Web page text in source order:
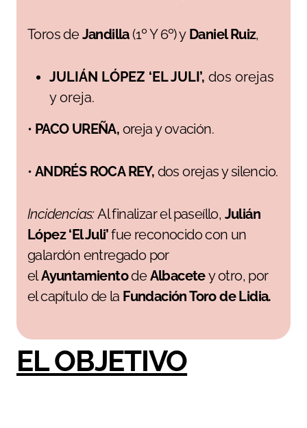
Toros deJandilla(1º Y 6º) y Daniel Ruiz,
JULIÁN LÓPEZ ‘EL JULI’, dos orejas
y oreja.
• PACO UREÑA, oreja y ovación.
• ANDRÉS ROCA REY, dos orejas y silencio.
Incidencias:Al finalizar el paseíllo, Julián
López ‘El Juli’fue reconocido con un
galardón entregado por
elAyuntamientodeAlbacetey otro, por
el capítulo de la Fundación Toro de Lidia.
EL OBJETIVO